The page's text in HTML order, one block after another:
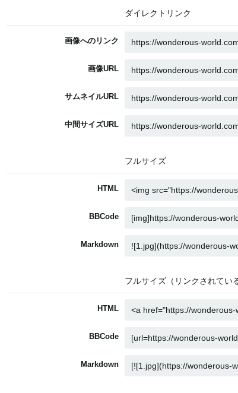
ダイレクトリンク
画像へのリンク
画像URL
サムネイルURL
中間サイズURL
フルサイズ
HTML
BBCode
Markdown
フルサイズ（リンクされてい
HTML
BBCode
Markdown